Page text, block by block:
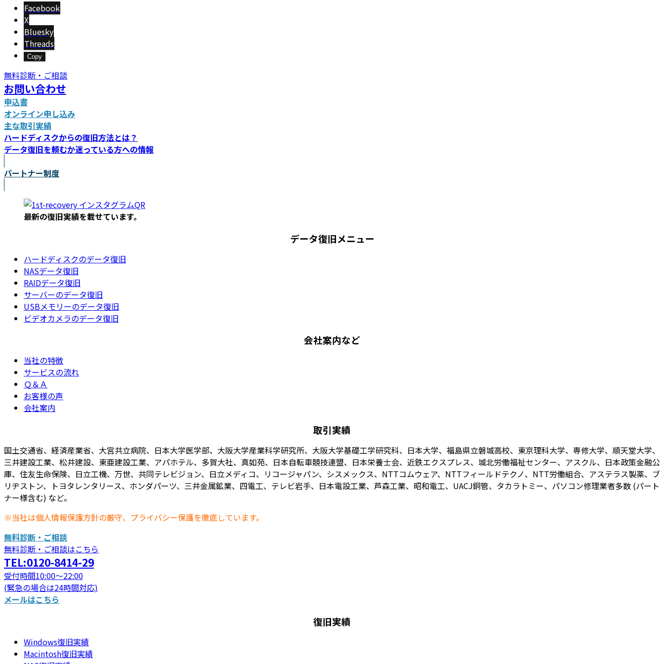
Facebook
X
Bluesky
Threads
Copy
無料診断・ご相談
お問い合わせ
申込書
オンライン申し込み
主な取引実績
ハードディスクからの復旧方法とは？
データ復旧を頼むか迷っている方への情報
パートナー制度
最新の復旧実績を載せています。
データ復旧メニュー
ハードディスクのデータ復旧
NASデータ復旧
RAIDデータ復旧
サーバーのデータ復旧
USBメモリーのデータ復旧
ビデオカメラのデータ復旧
会社案内など
当社の特徴
サービスの流れ
Ｑ＆Ａ
お客様の声
会社案内
取引実績
国土交通省、経済産業省、大宮共立病院、日本大学医学部、大阪大学産業科学研究所、大阪大学基礎工学研究科、日本大学、福島県立磐城高校、東京理科大学、専修大学、順天堂大学、
三井建設工業、松井建設、東亜建設工業、アパホテル、多賀大社、真如苑、日本自転車競技連盟、日本栄養士会、近鉄エクスプレス、城北労働福祉センター、アスクル、日本政策金融公
庫、住友生命保険、日立工機、万世、共同テレビジョン、日立メディコ、リコージャパン、シスメックス、NTTコムウェア、NTTフィールドテクノ、NTT労働組合、アステラス製薬、ブ
リヂストン、トヨタレンタリース、ホンダパーツ、三井金属鉱業、四電工、テレビ岩手、日本電設工業、芦森工業、昭和電工、UACJ銅管、タカラトミー、パソコン修理業者多数 (パート
ナー様含む) など。
※当社は個人情報保護方針の厳守、プライバシー保護を徹底しています。
無料診断・ご相談
無料診断・ご相談はこちら
TEL:0120-8414-29
受付時間10:00～22:00
(緊急の場合は24時間対応)
メールはこちら
復旧実績
Windows復旧実績
Macintosh復旧実績